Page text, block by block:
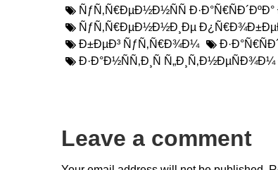
ÑƒÑ‚Ñ€ÐµÐ½Ð½ÑÑ
ÑƒÑ‚Ñ€ÐµÐ½Ð½Ð¸Ðµ
Ð±ÐµÐ³ ÑƒÑ‚Ñ€Ð¾Ð¼
Ð·Ð°Ð½ÑÑ‚Ð¸Ñ
Leave a comment